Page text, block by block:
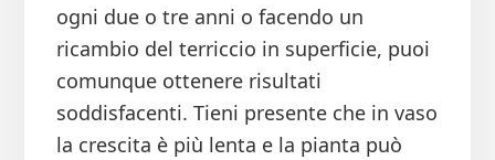
ogni due o tre anni o facendo un
ricambio del terriccio in superficie, puoi
comunque ottenere risultati
soddisfacenti. Tieni presente che in vaso
la crescita è più lenta e la pianta può